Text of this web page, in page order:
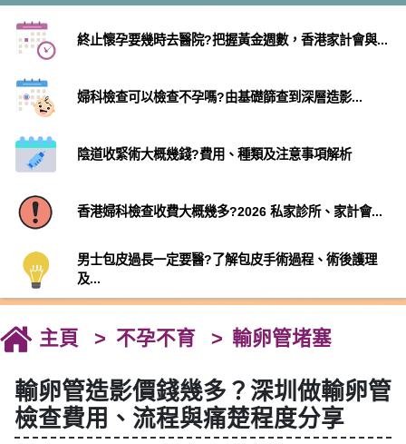
終止懷孕要幾時去醫院?把握黃金週數，香港家計會與...
婦科檢查可以檢查不孕嗎?由基礎篩查到深層造影...
陰道收緊術大概幾錢?費用、種類及注意事項解析
香港婦科檢查收費大概幾多?2026 私家診所、家計會...
男士包皮過長一定要醫?了解包皮手術過程、術後護理
及...
主頁 不孕不育 輸卵管堵塞
輸卵管造影價錢幾多？深圳做輸卵管
檢查費用、流程與痛楚程度分享